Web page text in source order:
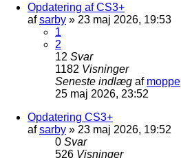
Opdatering af CS3+
afsarby » 23 maj 2026, 19:53
1
2
12 Svar
1182 Visninger
Seneste indlæg af moppe
25 maj 2026, 23:52
Opdatering CS3+
afsarby » 23 maj 2026, 19:52
0 Svar
526 Visninger